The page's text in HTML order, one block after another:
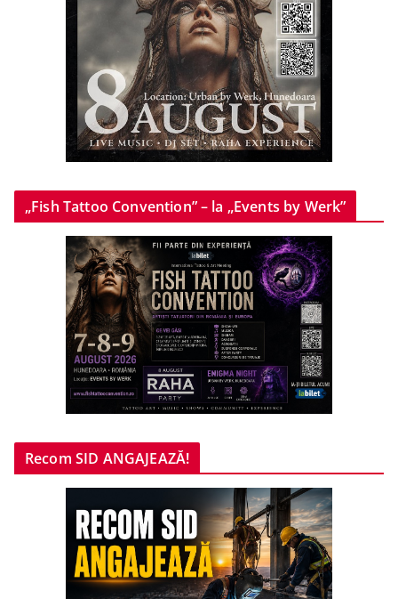
„Fish Tattoo Convention” – la „Events by Werk”
Recom SID ANGAJEAZĂ!